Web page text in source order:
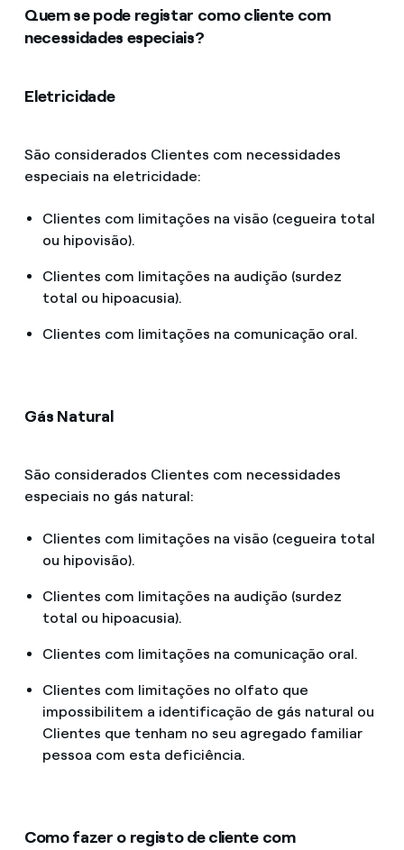
Quem se pode registar como cliente com
necessidades especiais?
Eletricidade
São considerados Clientes com necessidades
especiais na eletricidade:
Clientes com limitações na visão (cegueira total
ou hipovisão).
Clientes com limitações na audição (surdez
total ou hipoacusia).
Clientes com limitações na comunicação oral.
Gás Natural
São considerados Clientes com necessidades
especiais no gás natural:
Clientes com limitações na visão (cegueira total
ou hipovisão).
Clientes com limitações na audição (surdez
total ou hipoacusia).
Clientes com limitações na comunicação oral.
Clientes com limitações no olfato que
impossibilitem a identificação de gás natural ou
Clientes que tenham no seu agregado familiar
pessoa com esta deficiência.
Como fazer o registo de cliente com